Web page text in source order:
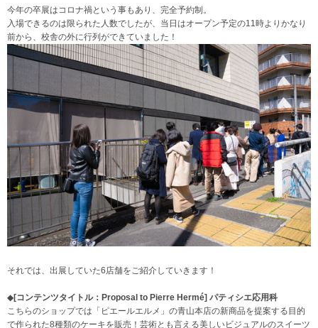
今年の卒展はコロナ禍という事もあり、完全予約制。
入場できるのは限られた人数でしたが、当日はオープン予定の11時よりかなり
前から、校舎の外に行列ができていました！
それでは、出展していた6店舗をご紹介していきます！
◆[コンテンツタイトル： Proposal to Pierre Hermé] パティシエ応用科
こちらのショップでは「ピエールエルメ」の青山本店の新商品を提案する目的
で作られた8種類のケーキを販売！芸術とも言える美しいビジュアルのスイーツ